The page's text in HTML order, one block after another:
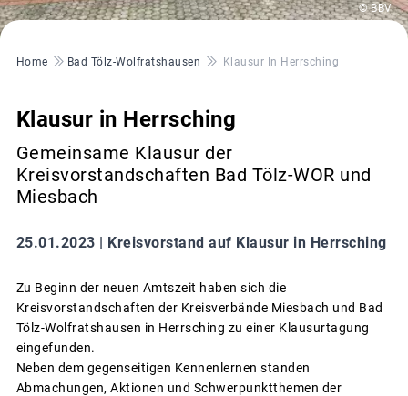
© BBV
Pfadnavigation
Home Bad Tölz-Wolfratshausen Klausur In Herrsching
Klausur in Herrsching
Gemeinsame Klausur der
Kreisvorstandschaften Bad Tölz-WOR und
Miesbach
25.01.2023 | Kreisvorstand auf Klausur in Herrsching
Zu Beginn der neuen Amtszeit haben sich die
Kreisvorstandschaften der Kreisverbände Miesbach und Bad
Tölz-Wolfratshausen in Herrsching zu einer Klausurtagung
eingefunden.
Neben dem gegenseitigen Kennenlernen standen
Abmachungen, Aktionen und Schwerpunktthemen der